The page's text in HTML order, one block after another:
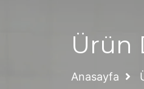
Ürün
Anasayfa